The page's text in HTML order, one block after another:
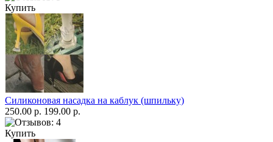
Купить
Силиконовая насадка на каблук (шпильку)
250.00 р. 199.00 р.
Купить